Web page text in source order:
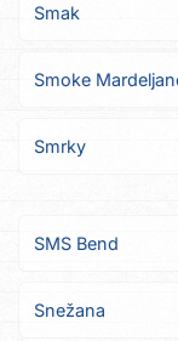
Smak
Smoke
Smrky
SMS Bend
Snežana